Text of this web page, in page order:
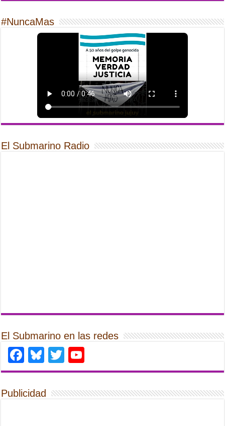
#NuncaMas
El Submarino Radio
El Submarino en las redes
Facebook
Bluesky
Twitter
Publicidad